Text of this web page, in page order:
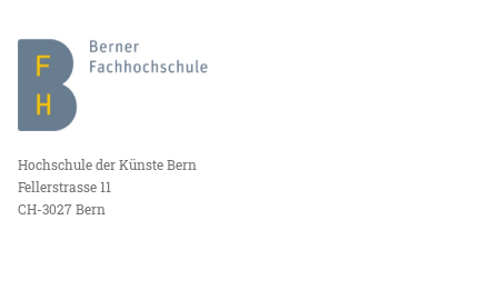
Hochschule der Künste Bern
Fellerstrasse 11
CH-3027 Bern